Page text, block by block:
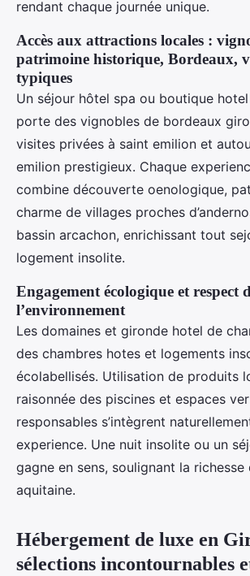
rendant chaque journée unique.
Accès aux attractions locales :
patrimoine historique, Bordeaux,
typiques
Un séjour hôtel spa ou boutique
porte des vignobles de bordeaux
visites privées à saint emilion et
emilion prestigieux. Chaque
combine découverte oenologique,
charme de villages proches
bassin arcachon, enrichissant tout
logement insolite.
Engagement écologique et respect
l’environnement
Les domaines et gironde hotel de
des chambres hotes et logements
écolabellisés. Utilisation de produits
raisonnée des piscines et espaces
responsables s’intègrent
experience. Une nuit insolite ou un
gagne en sens, soulignant la richesse
aquitaine.
Hébergement de luxe en
sélections incontournables